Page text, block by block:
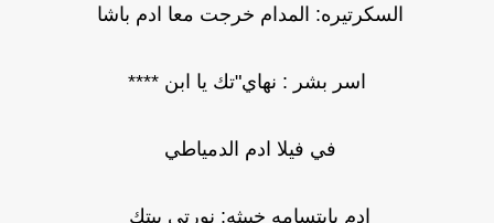
السكرتيره: المدام خرجت معا ادم باشا
اسر بشر : نهاي"تك يا ابن ****
في فيلا ادم الدمياطي
ادم بابتسامه خبيثه: نورتي بيتك